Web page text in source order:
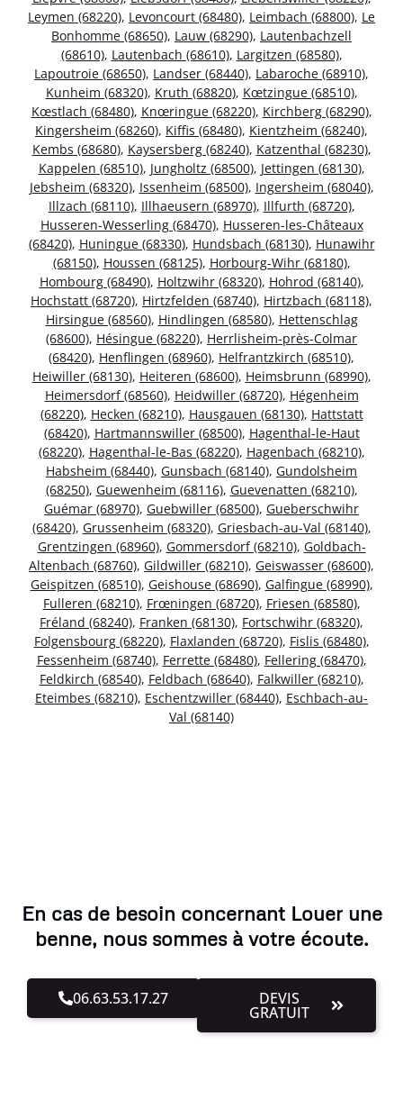
Leymen (68220), Levoncourt (68480), Leimbach (68800), Le
Bonhomme (68650), Lauw (68290), Lautenbachzell
(68610), Lautenbach (68610), Largitzen (68580),
Lapoutroie (68650), Landser (68440), Labaroche (68910),
Kunheim (68320), Kruth (68820), Kœtzingue (68510),
Kœstlach (68480), Knœringue (68220), Kirchberg (68290),
Kingersheim (68260), Kiffis (68480), Kientzheim (68240),
Kembs (68680), Kaysersberg (68240), Katzenthal (68230),
Kappelen (68510), Jungholtz (68500), Jettingen (68130),
Jebsheim (68320), Issenheim (68500), Ingersheim (68040),
Illzach (68110), Illhaeusern (68970), Illfurth (68720),
Husseren-Wesserling (68470), Husseren-les-Châteaux
(68420), Huningue (68330), Hundsbach (68130), Hunawihr
(68150), Houssen (68125), Horbourg-Wihr (68180),
Hombourg (68490), Holtzwihr (68320), Hohrod (68140),
Hochstatt (68720), Hirtzfelden (68740), Hirtzbach (68118),
Hirsingue (68560), Hindlingen (68580), Hettenschlag
(68600), Hésingue (68220), Herrlisheim-près-Colmar
(68420), Henflingen (68960), Helfrantzkirch (68510),
Heiwiller (68130), Heiteren (68600), Heimsbrunn (68990),
Heimersdorf (68560), Heidwiller (68720), Hégenheim
(68220), Hecken (68210), Hausgauen (68130), Hattstatt
(68420), Hartmannswiller (68500), Hagenthal-le-Haut
(68220), Hagenthal-le-Bas (68220), Hagenbach (68210),
Habsheim (68440), Gunsbach (68140), Gundolsheim
(68250), Guewenheim (68116), Guevenatten (68210),
Guémar (68970), Guebwiller (68500), Gueberschwihr
(68420), Grussenheim (68320), Griesbach-au-Val (68140),
Grentzingen (68960), Gommersdorf (68210), Goldbach-
Altenbach (68760), Gildwiller (68210), Geiswasser (68600),
Geispitzen (68510), Geishouse (68690), Galfingue (68990),
Fulleren (68210), Frœningen (68720), Friesen (68580),
Fréland (68240), Franken (68130), Fortschwihr (68320),
Folgensbourg (68220), Flaxlanden (68720), Fislis (68480),
Fessenheim (68740), Ferrette (68480), Fellering (68470),
Feldkirch (68540), Feldbach (68640), Falkwiller (68210),
Eteimbes (68210), Eschentzwiller (68440), Eschbach-au-
Val (68140)
En cas de besoin concernant Louer une
benne, nous sommes à votre écoute.
06.63.53.17.27 DEVIS
GRATUIT